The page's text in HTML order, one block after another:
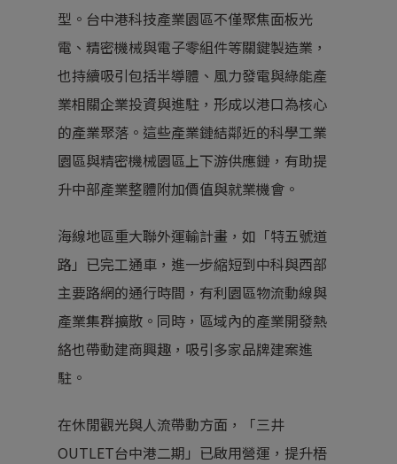
型。 台中港科技產業園區不僅聚焦面板光
電、精密機械與電子零組件等關鍵製造業，
也持續吸引包括半導體、風力發電與綠能產
業相關企業投資與進駐，形成以港口為核心
的產業聚落。這些產業鏈結鄰近的科學工業
園區與精密機械園區上下游供應鏈，有助提
升中部產業整體附加價值與就業機會。
海線地區重大聯外運輸計畫，如「特五號道
路」已完工通車，進一步縮短到中科與西部
主要路網的通行時間，有利園區物流動線與
產業集群擴散。同時，區域內的產業開發熱
絡也帶動建商興趣，吸引多家品牌建案進
駐。
在休閒觀光與人流帶動方面，「三井
OUTLET台中港二期」已啟用營運，提升梧